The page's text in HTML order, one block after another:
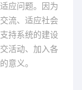
应问题。因为
流、适应社会
持系统的建设
活动、加入各
意义。